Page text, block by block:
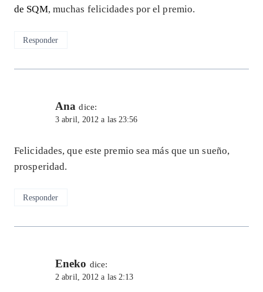
de SQM, muchas felicidades por el premio.
Responder
Ana dice:
3 abril, 2012 a las 23:56
Felicidades, que este premio sea más que un sueño,
prosperidad.
Responder
Eneko dice:
2 abril, 2012 a las 2:13